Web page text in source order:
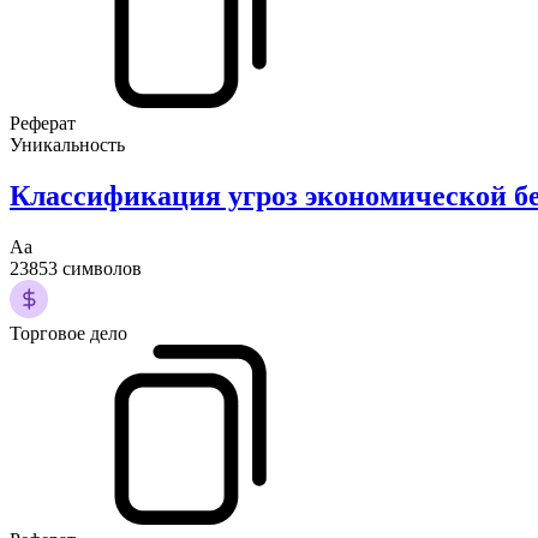
Реферат
Уникальность
Классификация угроз экономической
Аа
23853 символов
Торговое дело